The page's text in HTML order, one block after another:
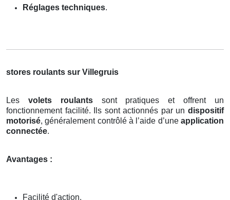
Réglages techniques.
stores roulants sur Villegruis
Les volets roulantssont pratiques et offrent un
fonctionnement facilité. Ils sont actionnés par un dispositif
motorisé, généralement contrôlé à l’aide d’une application
connectée.
Avantages :
Facilité d'action.